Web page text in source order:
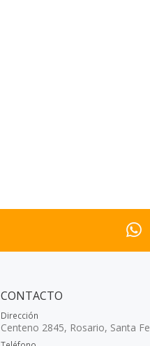
CONTACTO
Dirección
Centeno 2845, Rosario, Santa Fe